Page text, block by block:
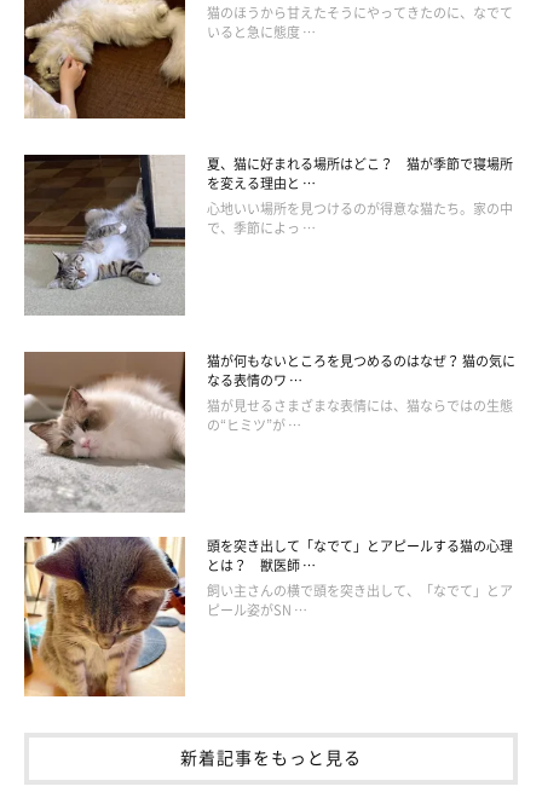
【獣医師取材】アクロバティックに遊ぶ猫の
猫のほうから甘えたそうにやってきたのに、なでて
いると急に態度 …
夏、猫に好まれる場所はどこ？ 猫が季節で寝場所
を変える理由と …
心地いい場所を見つけるのが得意な猫たち。家の中
で、季節によっ …
猫が何もないところを見つめるのはなぜ？ 猫の気に
なる表情のワ …
猫が見せるさまざまな表情には、猫ならではの生態
の“ヒミツ”が …
頭を突き出して「なでて」とアピールする猫の心理
とは？ 獣医師 …
飼い主さんの横で頭を突き出して、「なでて」とア
ピール姿がSN …
新着記事をもっと見る